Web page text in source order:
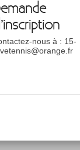
nous à : 15-